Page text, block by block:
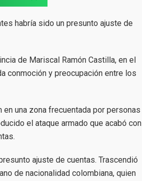
habría sido un presunto ajuste de
de Mariscal Ramón Castilla, en el
conmoción y preocupación entre los
una zona frecuentada por personas
el ataque armado que acabó con
ajuste de cuentas. Trascendió
de nacionalidad colombiana, quien